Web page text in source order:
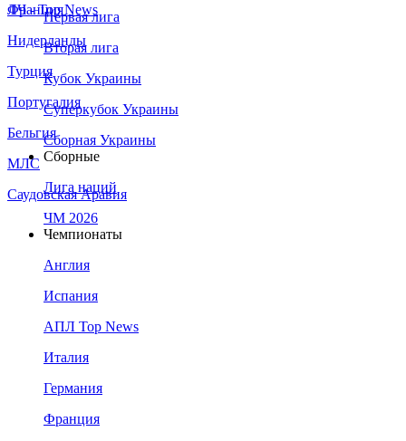
Франция
Нидерланды
Турция
Португалия
Бельгия
МЛС
Саудовская Аравия
ЛЧ - Top News
Первая лига
Вторая лига
Кубок Украины
Суперкубок Украины
Сборная Украины
Сборные
Лига наций
ЧМ 2026
Чемпионаты
Англия
Испания
АПЛ Top News
Италия
Германия
Франция